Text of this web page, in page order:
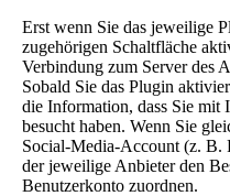
Erst wenn Sie das jeweilige
zugehörigen Schaltfläche
Verbindung zum Server des
Sobald Sie das Plugin
die Information, dass Sie mit
besucht haben. Wenn Sie
Social-Media-Account (z. B.
der jeweilige Anbieter den
Benutzerkonto zuordnen.